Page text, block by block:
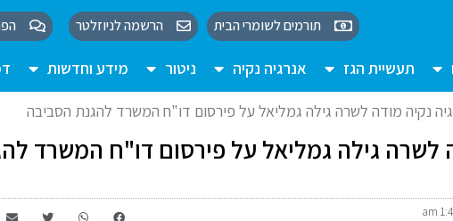
תורמים לשומרי הבית הרשמה לניוזלטר
תעשיית הגז אנרגיה נקיה ניטור מידע וחדשות
נקיה מודה לשרה גילה גמליאל על פירסום דו"ח המשרד להגנת הסביבה
לשרה גילה גמליאל על פירסום דו"ח המשרד
1:40